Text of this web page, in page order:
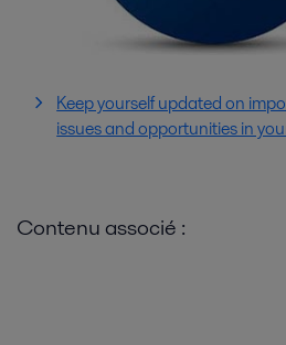
Keep yourself updated on
issues and opportunities in
Contenu associé :